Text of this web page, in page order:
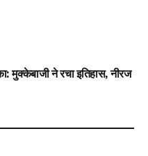
मुक्केबाजी ने रचा इतिहास, नीरज